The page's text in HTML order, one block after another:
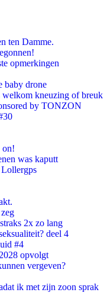
ten Damme.
opmerkingen
baby drone
kneuzing of breuk
by TONZON
on!
was kaputt
Lollergps
2x zo lang
deel 4
#4
opvolgt
vergeven?
ik met zijn zoon sprak